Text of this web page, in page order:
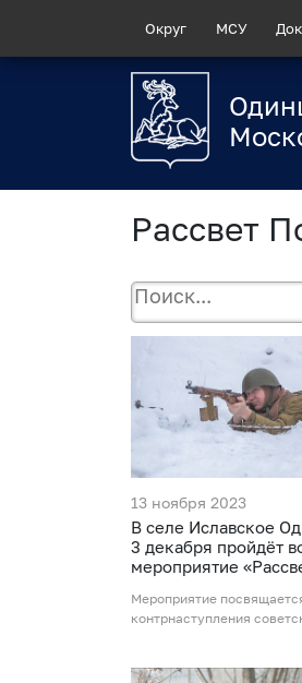
Округ МСУ
Рассвет
13 ноября 2023
В селе Иславское
3 декабря пройдёт
мероприятие
Мероприятие
контрнаступления